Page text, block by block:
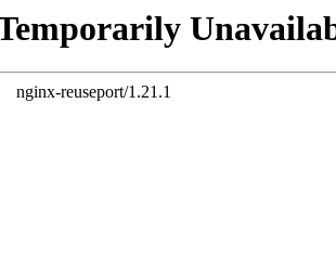
nginx-reuseport/1.21.1